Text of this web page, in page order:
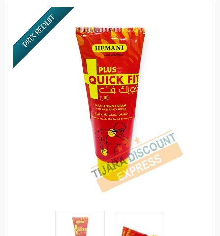
PRIX RÉDUIT